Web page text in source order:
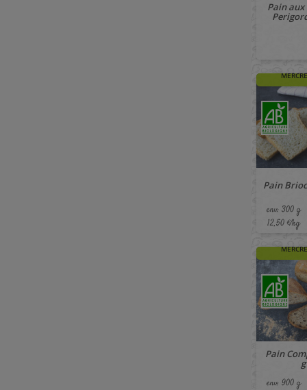
Pain
Pain
env. 300 g
12,50 €/kg
🚚 À
Pain
g
env. 900 g
🚚 À